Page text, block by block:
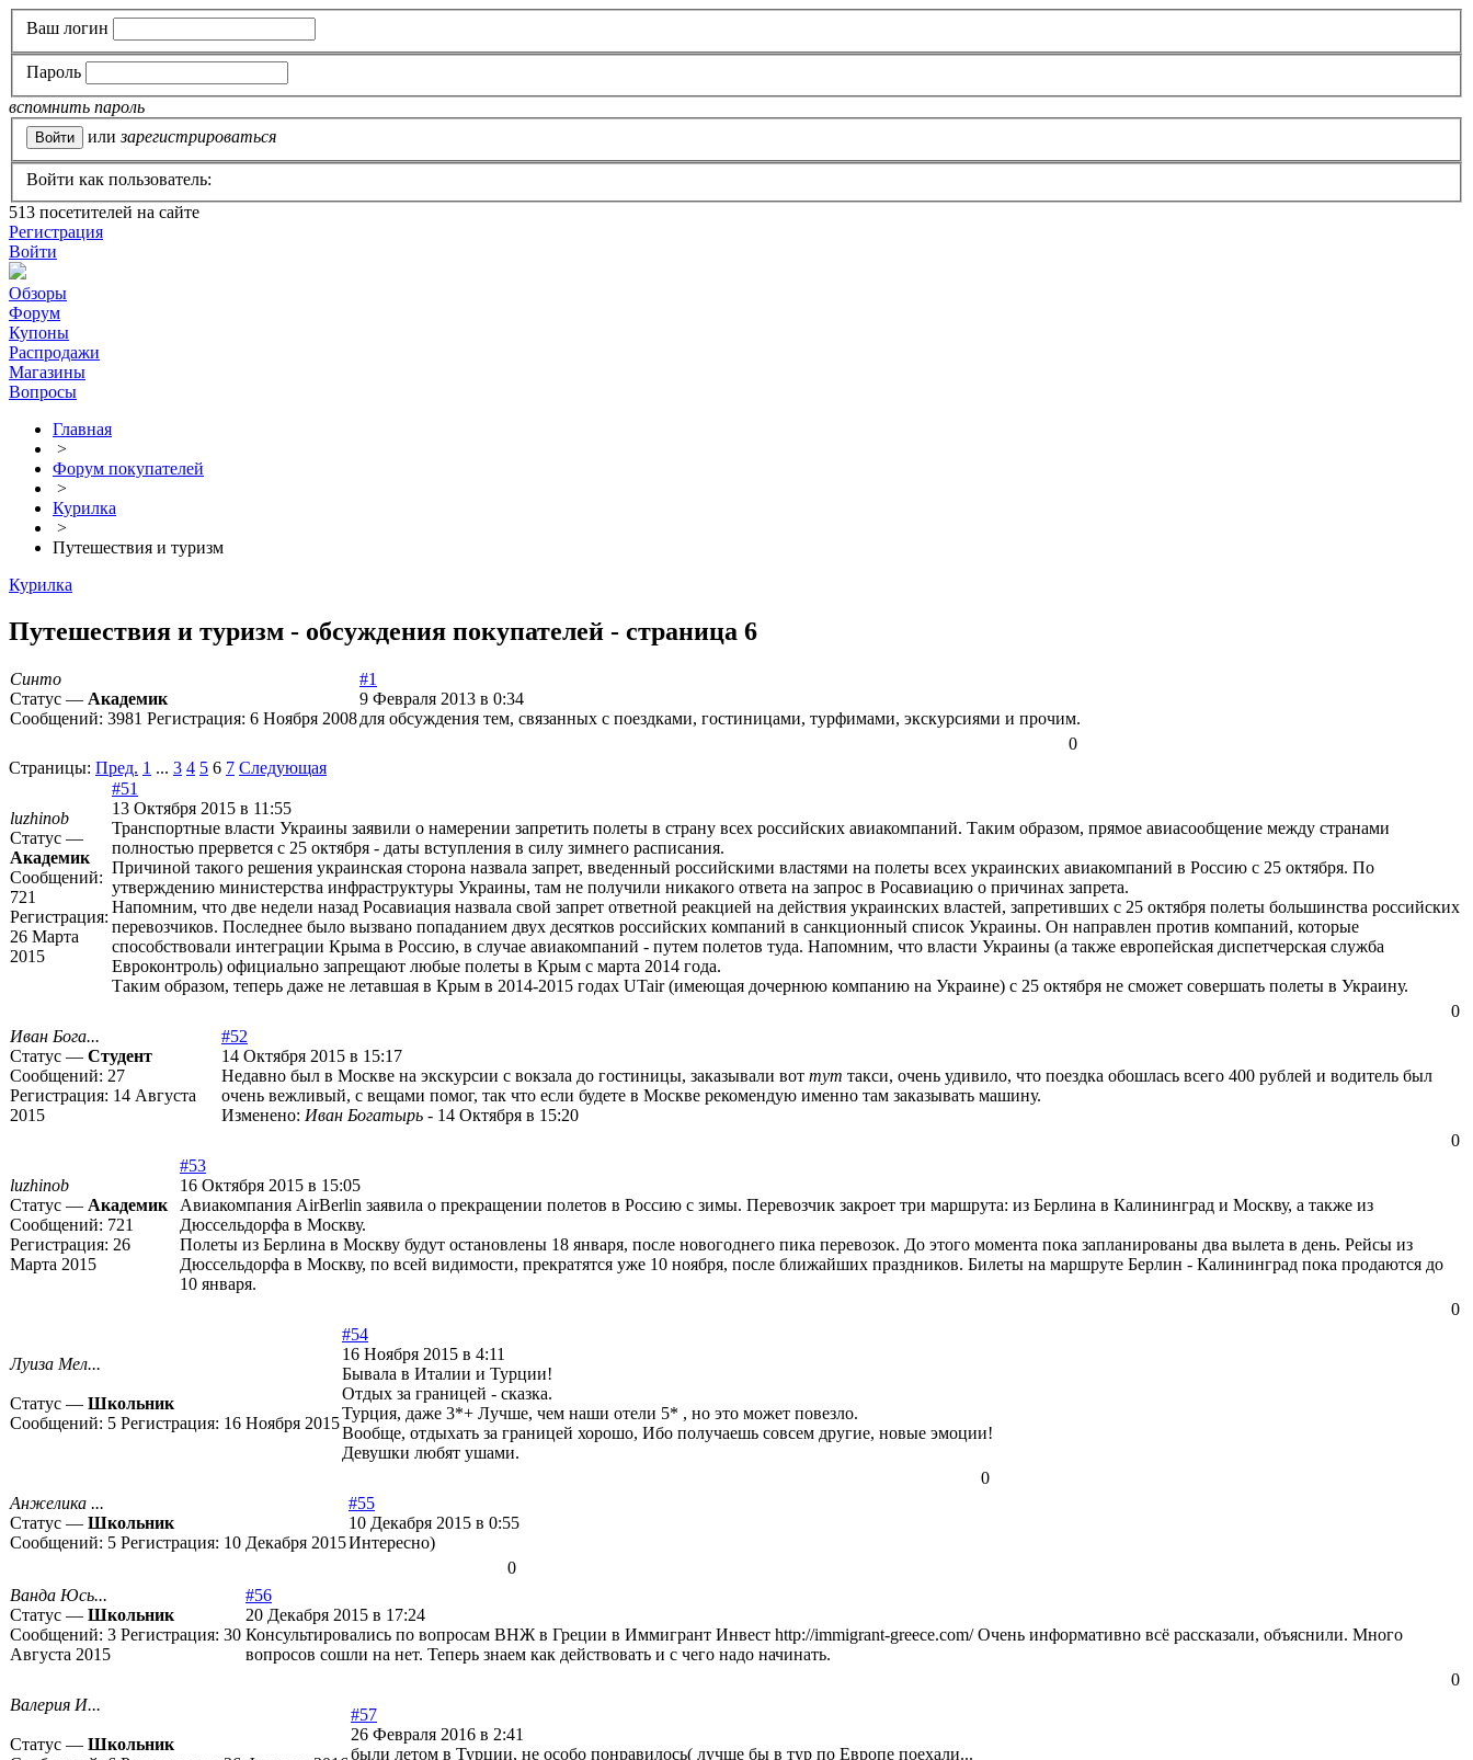
Ваш логин
Пароль
вспомнить пароль
или зарегистрироваться
Войти как пользователь:
513 посетителей на сайте
Регистрация
Войти
Обзоры
Форум
Купоны
Распродажи
Магазины
Вопросы
Главная
>
Форум покупателей
>
Курилка
>
Путешествия и туризм
Курилка
Путешествия и туризм - обсуждения покупателей - страница 6
Синто
Статус — Академик
Сообщений: 3981 Регистрация: 6 Ноября 2008
#1
9 Февраля 2013 в 0:34
для обсуждения тем, связанных с поездками, гостиницами, турфимами, экскурсиями и прочим.
0
Страницы: Пред. 1 ... 3 4 5 6 7 Следующая
luzhinob
Статус —
Академик
Сообщений:
721
Регистрация:
26 Марта
2015
#51
13 Октября 2015 в 11:55
Транспортные власти Украины заявили о намерении запретить полеты в страну всех российских авиакомпаний. Таким образом, прямое авиасообщение между странами
полностью прервется с 25 октября - даты вступления в силу зимнего расписания.
Причиной такого решения украинская сторона назвала запрет, введенный российскими властями на полеты всех украинских авиакомпаний в Россию с 25 октября. По
утверждению министерства инфраструктуры Украины, там не получили никакого ответа на запрос в Росавиацию о причинах запрета.
Напомним, что две недели назад Росавиация назвала свой запрет ответной реакцией на действия украинских властей, запретивших с 25 октября полеты большинства российских
перевозчиков. Последнее было вызвано попаданием двух десятков российских компаний в санкционный список Украины. Он направлен против компаний, которые
способствовали интеграции Крыма в Россию, в случае авиакомпаний - путем полетов туда. Напомним, что власти Украины (а также европейская диспетчерская служба
Евроконтроль) официально запрещают любые полеты в Крым с марта 2014 года.
Таким образом, теперь даже не летавшая в Крым в 2014-2015 годах UTair (имеющая дочернюю компанию на Украине) с 25 октября не сможет совершать полеты в Украину.
0
Иван Бога...
Статус — Студент
Сообщений: 27
Регистрация: 14 Августа
2015
#52
14 Октября 2015 в 15:17
Недавно был в Москве на экскурсии с вокзала до гостиницы, заказывали вот тут такси, очень удивило, что поездка обошлась всего 400 рублей и водитель был
очень вежливый, с вещами помог, так что если будете в Москве рекомендую именно там заказывать машину.
Изменено: Иван Богатырь - 14 Октября в 15:20
0
luzhinob
Статус — Академик
Сообщений: 721
Регистрация: 26
Марта 2015
#53
16 Октября 2015 в 15:05
Авиакомпания AirBerlin заявила о прекращении полетов в Россию с зимы. Перевозчик закроет три маршрута: из Берлина в Калининград и Москву, а также из
Дюссельдорфа в Москву.
Полеты из Берлина в Москву будут остановлены 18 января, после новогоднего пика перевозок. До этого момента пока запланированы два вылета в день. Рейсы из
Дюссельдорфа в Москву, по всей видимости, прекратятся уже 10 ноября, после ближайших праздников. Билеты на маршруте Берлин - Калининград пока продаются до
10 января.
0
Луиза Мел...
Статус — Школьник
Сообщений: 5 Регистрация: 16 Ноября 2015
#54
16 Ноября 2015 в 4:11
Бывала в Италии и Турции!
Отдых за границей - сказка.
Турция, даже 3*+ Лучше, чем наши отели 5* , но это может повезло.
Вообще, отдыхать за границей хорошо, Ибо получаешь совсем другие, новые эмоции!
Девушки любят ушами.
0
Анжелика ...
Статус — Школьник
Сообщений: 5 Регистрация: 10 Декабря 2015
#55
10 Декабря 2015 в 0:55
Интересно)
0
Ванда Юсь...
Статус — Школьник
Сообщений: 3 Регистрация: 30
Августа 2015
#56
20 Декабря 2015 в 17:24
Консультировались по вопросам ВНЖ в Греции в Иммигрант Инвест http://immigrant-greece.com/Очень информативно всё рассказали, объяснили. Много
вопросов сошли на нет. Теперь знаем как действовать и с чего надо начинать.
0
Валерия И...
Статус — Школьник
#57
26 Февраля 2016 в 2:41
были летом в Турции, не особо понравилось( лучше бы в тур по Европе поехали...